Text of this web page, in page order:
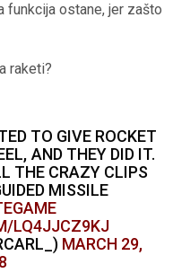
funkcija ostane, jer zašto
raketi?
TO GIVE ROCKET
AND THEY DID IT.
THE CRAZY CLIPS
MISSILE
LQ4JJCZ9KJ
MARCH 29,